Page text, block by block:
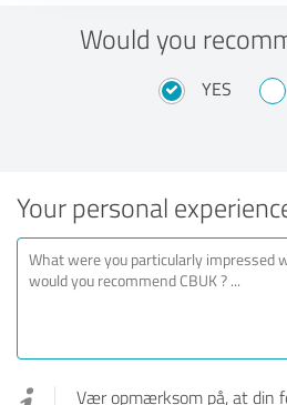
Would you
YES
Your personal
Vær opmærksom på, at din